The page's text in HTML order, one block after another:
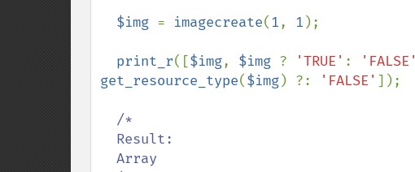
  $img
= imagecreate(1, 1 );
print_r([$img, $img ? 'TRUE' : 'FALSE'
get_resource_type($img) ?: 'FALSE' ]);
/*